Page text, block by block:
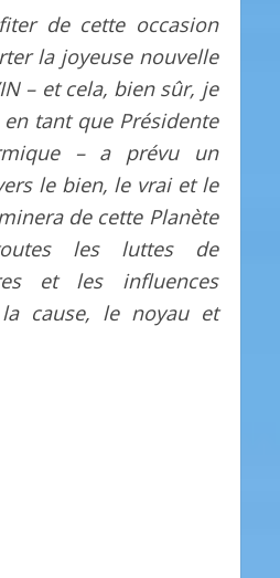
de cette occasion
la joyeuse nouvelle
– et cela, bien sûr, je
tant que Présidente
– a prévu un
le bien, le vrai et le
de cette Planète
les luttes de
et les influences
la cause, le noyau et